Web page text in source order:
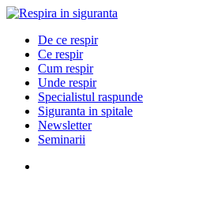
De ce respir
Ce respir
Cum respir
Unde respir
Specialistul raspunde
Siguranta in spitale
Newsletter
Seminarii